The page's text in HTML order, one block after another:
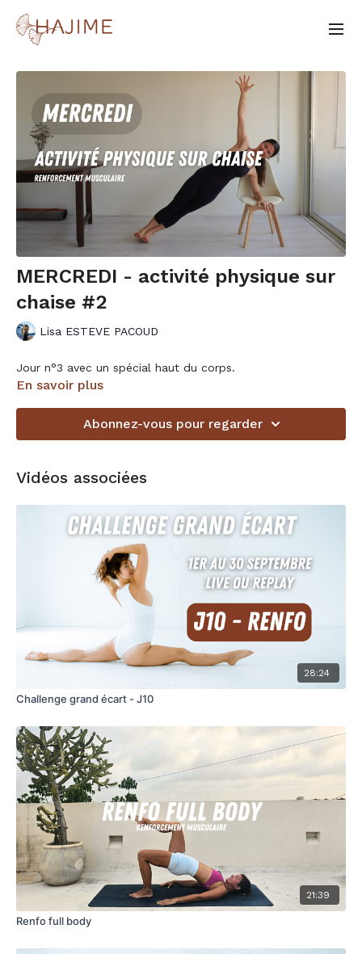
MERCREDI - activité physique sur
chaise #2
Lisa ESTEVE PACOUD
Jour n°3 avec un spécial haut du corps.
En savoir plus
Abonnez-vous pour regarder
Vidéos associées
28:24
Challenge grand écart - J10
21:39
Renfo full body